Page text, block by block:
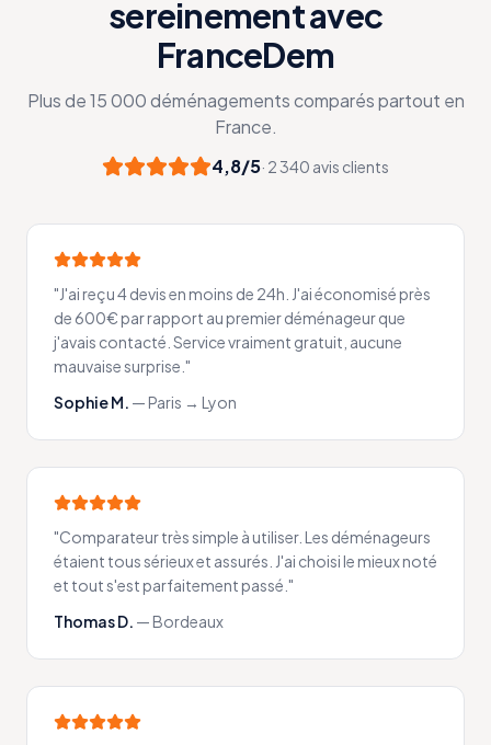
sereinement avec
FranceDem
Plus de 15 000 déménagements comparés partout en
France.
4,8/5· 2 340 avis clients
"J'ai reçu 4 devis en moins de 24h. J'ai économisé près
de 600€ par rapport au premier déménageur que
j'avais contacté. Service vraiment gratuit, aucune
mauvaise surprise. "
Sophie M. —Paris → Lyon
"Comparateur très simple à utiliser. Les déménageurs
étaient tous sérieux et assurés. J'ai choisi le mieux noté
et tout s'est parfaitement passé. "
Thomas D. —Bordeaux